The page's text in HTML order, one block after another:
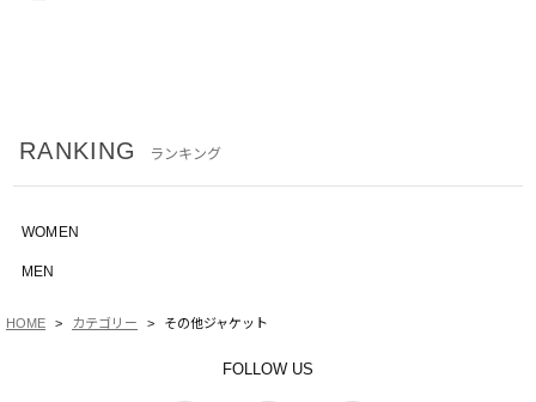
RANKING ランキング
WOMEN
MEN
HOME カテゴリー その他ジャケット
FOLLOW US